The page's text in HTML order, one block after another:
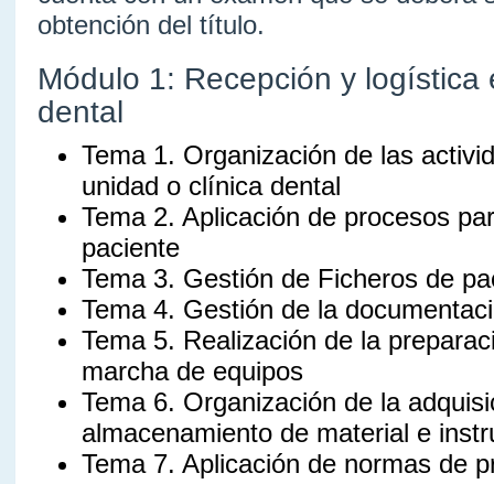
obtención del título.
Módulo 1: Recepción y logística
dental
Tema 1. Organización de las
unidad o clínica dental
Tema 2. Aplicación de procesos
paciente
Tema 3. Gestión de Ficheros de
Tema 4. Gestión de la
Tema 5. Realización de la
marcha de equipos
Tema 6. Organización de la
almacenamiento de material e
Tema 7. Aplicación de normas de